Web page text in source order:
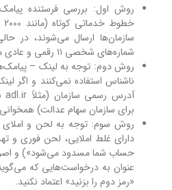
روش اول: بررسی فرستنده
سازمان‌ها ارسال می‌شوند، در
شماره‌های شخصی ۱۱ رقمی و عادی می‌آیند.
روش دوم: توجه به لینک –
ناشناس استفاده نمی‌کنند و اگر
برای سازمان سهام عدالت)
روش سوم: توجه به لحن و
دارای غلط املایی، لحن فوری و
حساب شما مسدود می‌شود») و
عنوان به درخواست‌هایی که
«رمز دوم را بزنید» اعتماد نکنید.